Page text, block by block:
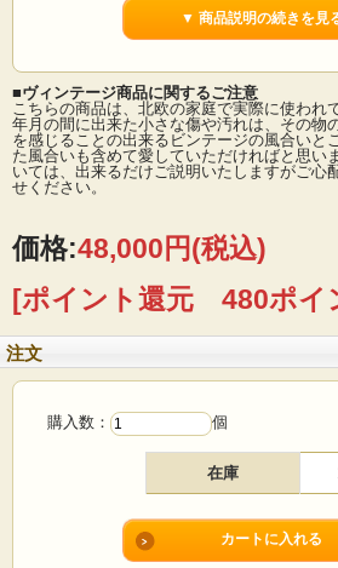
デンマーク、Royal Copenhagenテネラシリーズの
率いる6名の若手女性デザイナーにより1958年から
花々が生き生きと描かれたパワフルな作風が魅力で
かれています。サイズも特大で大きく、水盤として
使いいただいてもよいでしょう。
■製造国 ：デンマーク
■メーカー：Aluminia/Royal Copenhagen
■サイズ ：Φ23cm、高さ9.5cm
■コンディション：バッカやテネラの焼成時によく
▼ 商品説明の続きを見
■ヴィンテージ商品に関するご注意
こちらの商品は、北欧の家庭で実際に使われ
年月の間に出来た小さな傷や汚れは、その物
を感じることの出来るビンテージの風合いと
た風合いも含めて愛していただければと思い
いては、出来るだけご説明いたしますがご心
せください。
価格:48,000円(税込)
[ポイント還元 480ポイ
注文
購入数： 個
在庫